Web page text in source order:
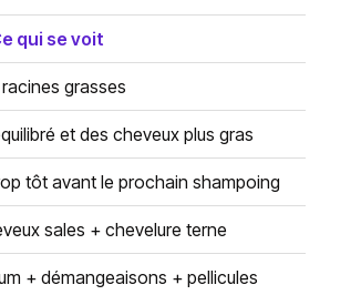
qui se voit
grasses
et des cheveux plus gras
tôt avant le prochain shampoing
sales + chevelure terne
+ démangeaisons + pellicules